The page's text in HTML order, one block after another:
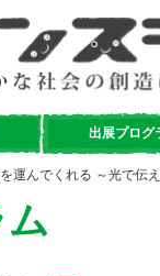
出展プログ
運んでくれる ～光で伝